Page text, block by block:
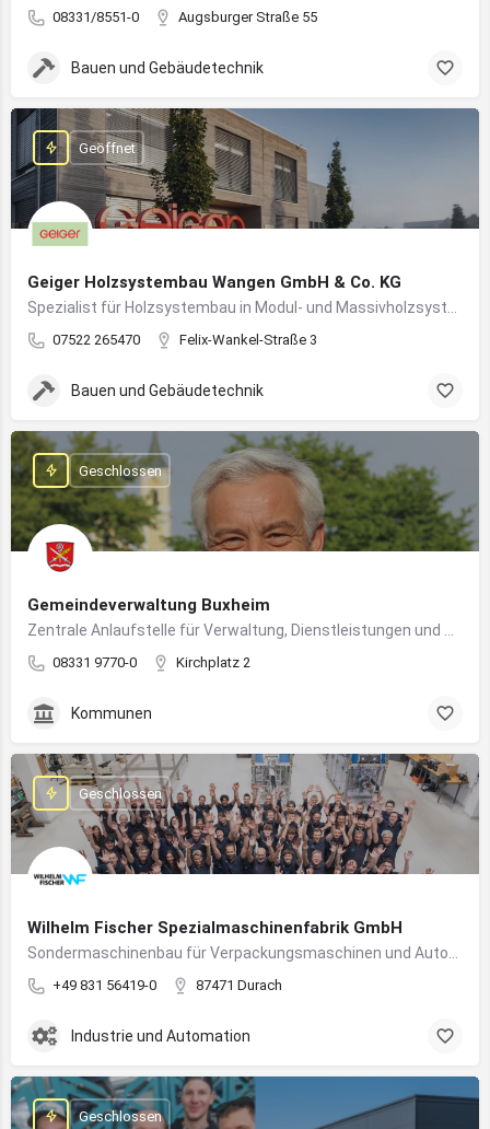
08331/8551-0 Augsburger Straße 55
Bauen und Gebäudetechnik
Geiger Holzsystembau Wangen GmbH & Co. KG
07522 265470 Felix-Wankel-Straße 3
Geöffnet
Bauen und Gebäudetechnik
Gemeindeverwaltung Buxheim
08331 9770-0 Kirchplatz 2
Geschlossen
Kommunen
Wilhelm Fischer Spezialmaschinenfabrik GmbH
+49 831 56419-0 87471 Durach
Geschlossen
Industrie und Automation
Geschlossen